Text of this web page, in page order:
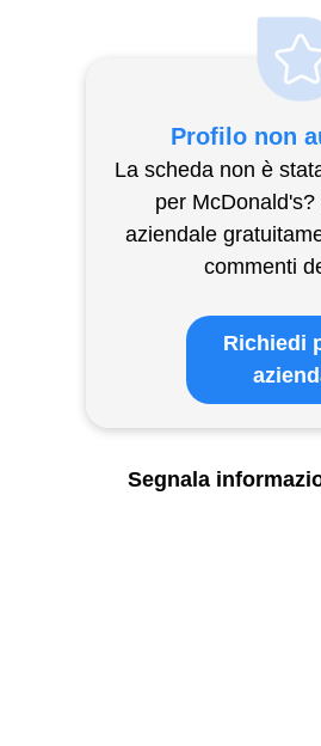
Profilo non
La scheda non è
per
aziendale
commenti
Richiedi
Segnala